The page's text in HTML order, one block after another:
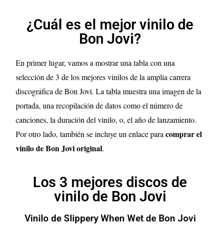
¿Cuál es el mejor vinilo de
Bon Jovi?
En primer lugar, vamos a mostrar una tabla con una
selección de 3 de los mejores vinilos de la amplia carrera
discográfica de Bon Jovi. La tabla muestra una imagen de la
portada, una recopilación de datos como el número de
canciones, la duración del vinilo, o, el año de lanzamiento.
Por otro lado, también se incluye un enlace paracomprar el
vinilo de Bon Jovi original.
Los 3 mejores discos de
vinilo de Bon Jovi
Vinilo de Slippery When Wet de Bon Jovi